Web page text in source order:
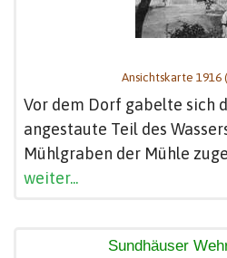
Ansichtskarte 1916
Vor dem Dorf gabelte sich
angestaute Teil des
Mühlgraben der Mühle
weiter...
Sundhäuser